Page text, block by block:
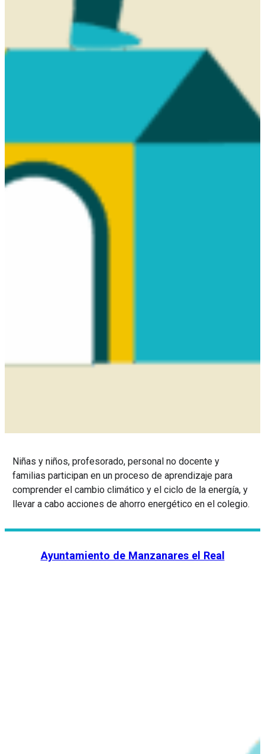
Niñas y niños, profesorado, personal no docente y
familias participan en un proceso de aprendizaje para
comprender el cambio climático y el ciclo de la energía, y
llevar a cabo acciones de ahorro energético en el colegio.
Ayuntamiento de Manzanares el Real